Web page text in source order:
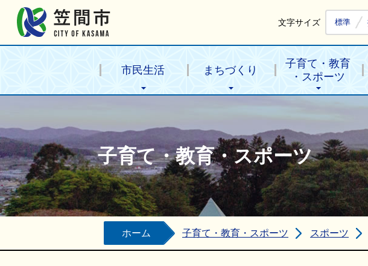
文字サイズ 標準
市民生活 まちづくり
子育て・教育
・スポーツ
子育て・教育・スポーツ
ホーム 子育て・教育・スポーツ スポーツ